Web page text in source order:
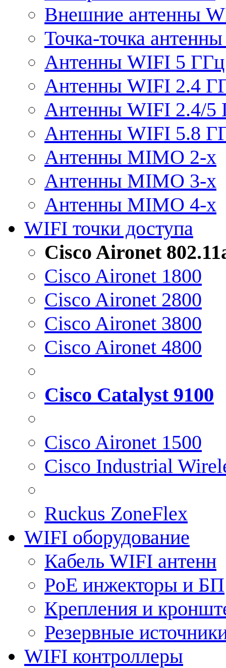
Внешние антенны
Точка-точка
Антенны WIFI 5 ГГц
Антенны WIFI 2.4
Антенны WIFI 2.4/5
Антенны WIFI 5.8
Антенны MIMO 2-x
Антенны MIMO 3-x
Антенны MIMO 4-x
WIFI точки доступа
Cisco Aironet
Cisco Aironet 1800
Cisco Aironet 2800
Cisco Aironet 3800
Cisco Aironet 4800
Cisco Catalyst 9100
Cisco Aironet 1500
Cisco Industrial
Ruckus ZoneFlex
WIFI оборудование
Кабель WIFI антенн
PoE инжекторы и БП
Крепления и
Резервные
WIFI контроллеры